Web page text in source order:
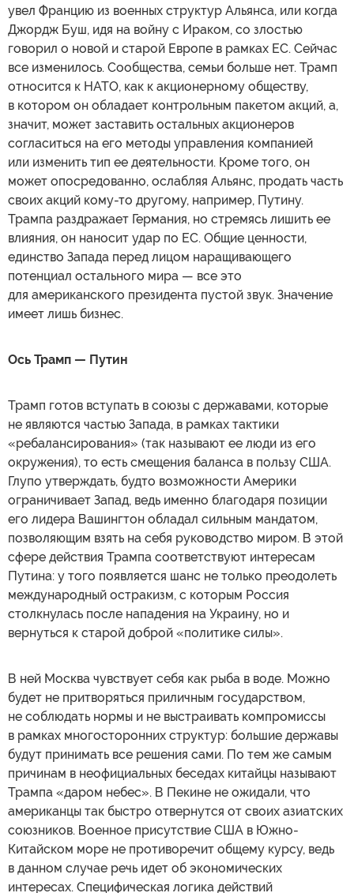
увел Францию из военных структур Альянса, или когда
Джордж Буш, идя на войну с Ираком, со злостью
говорил о новой и старой Европе в рамках ЕС. Сейчас
все изменилось. Сообщества, семьи больше нет. Трамп
относится к НАТО, как к акционерному обществу,
в котором он обладает контрольным пакетом акций, а,
значит, может заставить остальных акционеров
согласиться на его методы управления компанией
или изменить тип ее деятельности. Кроме того, он
может опосредованно, ослабляя Альянс, продать часть
своих акций кому-то другому, например, Путину.
Трампа раздражает Германия, но стремясь лишить ее
влияния, он наносит удар по ЕС. Общие ценности,
единство Запада перед лицом наращивающего
потенциал остального мира — все это
для американского президента пустой звук. Значение
имеет лишь бизнес.
Ось Трамп — Путин
Трамп готов вступать в союзы с державами, которые
не являются частью Запада, в рамках тактики
«ребалансирования» (так называют ее люди из его
окружения), то есть смещения баланса в пользу США.
Глупо утверждать, будто возможности Америки
ограничивает Запад, ведь именно благодаря позиции
его лидера Вашингтон обладал сильным мандатом,
позволяющим взять на себя руководство миром. В этой
сфере действия Трампа соответствуют интересам
Путина: у того появляется шанс не только преодолеть
международный остракизм, с которым Россия
столкнулась после нападения на Украину, но и
вернуться к старой доброй «политике силы».
В ней Москва чувствует себя как рыба в воде. Можно
будет не притворяться приличным государством,
не соблюдать нормы и не выстраивать компромиссы
в рамках многосторонних структур: большие державы
будут принимать все решения сами. По тем же самым
причинам в неофициальных беседах китайцы называют
Трампа «даром небес». В Пекине не ожидали, что
американцы так быстро отвернутся от своих азиатских
союзников. Военное присутствие США в Южно-
Китайском море не противоречит общему курсу, ведь
в данном случае речь идет об экономических
интересах. Специфическая логика действий